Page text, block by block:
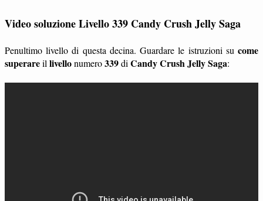
Video soluzione Livello 339 Candy Crush Jelly Saga
Penultimo livello di questa decina. Guardare le istruzioni su come
superareil livellonumero339di Candy Crush Jelly Saga: